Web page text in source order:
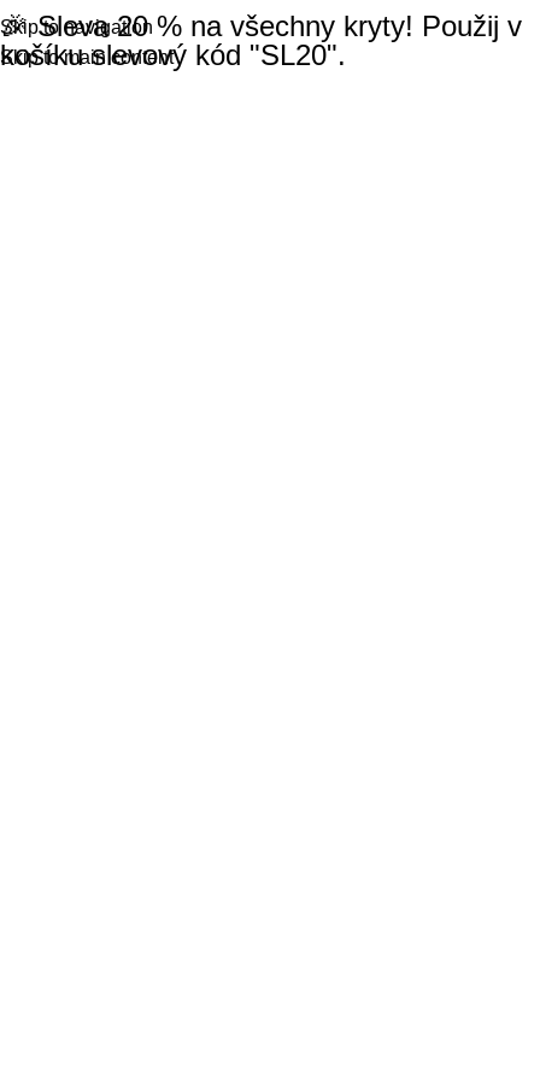
Skip to navigation
Skip to main content
🎉 Sleva 20 % na všechny kryty! Použij v
košíku slevový kód "SL20".